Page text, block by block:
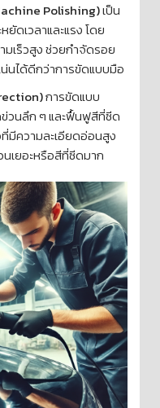
Polishing)เป็น
ดเวลาและแรง โดย
เร็วสูง ช่วยกำจัดรอย
นได้ดีกว่าการขัดแบบมือ
การขัดแบบ
วนลึก ๆ และฟื้นฟูสีที่ซีด
ที่มีความละเอียดอ่อนสูง
เยอะหรือสีที่ซีดมาก